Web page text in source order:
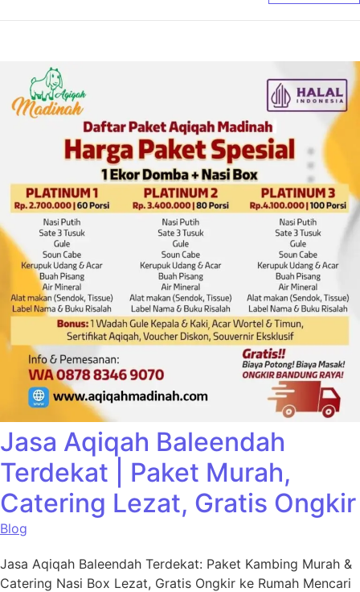
Jasa Aqiqah Baleendah
Terdekat | Paket Murah,
Catering Lezat, Gratis Ongkir
Blog
Jasa Aqiqah Baleendah Terdekat: Paket Kambing Murah &
Catering Nasi Box Lezat, Gratis Ongkir ke Rumah Mencari